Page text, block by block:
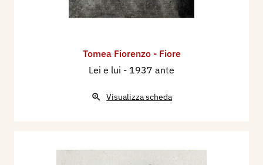
Tomea Fiorenzo - Fiore
Lei e lui - 1937 ante
Visualizza scheda